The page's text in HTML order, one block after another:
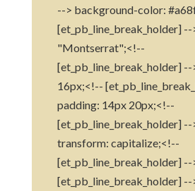
--> background-color:
[et_pb_line_break_holder]
"Montserrat";<!--
[et_pb_line_break_holder]
16px;<!--
padding: 14px 20px;<!--
[et_pb_line_break_holder]
transform: capitalize;<!--
[et_pb_line_break_holder]
[et_pb_line_break_holder]